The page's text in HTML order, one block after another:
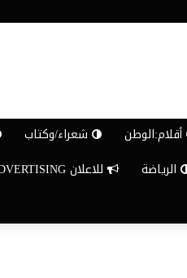
أقلام:الوطن شعراء/وكتاب
الرياضة
للاعلان ADVERTISING